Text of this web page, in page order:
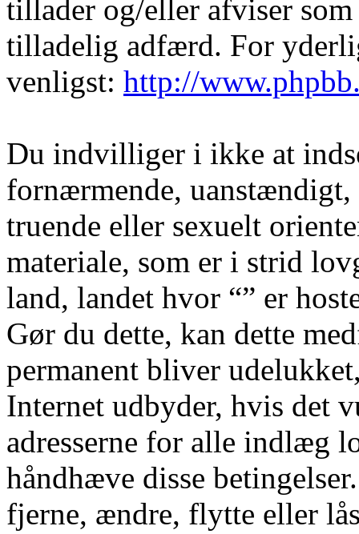
tillader og/eller afviser
tilladelig adfærd. For
venligst: http://
Du indvilliger i ikke at
fornærmende,
truende eller sexuelt
materiale, som er i strid
land, landet hvor “” er
Gør du dette, kan dette
permanent bliver
Internet udbyder, hvis det
adresserne for alle indlæg
håndhæve disse
fjerne, ændre, flytte eller